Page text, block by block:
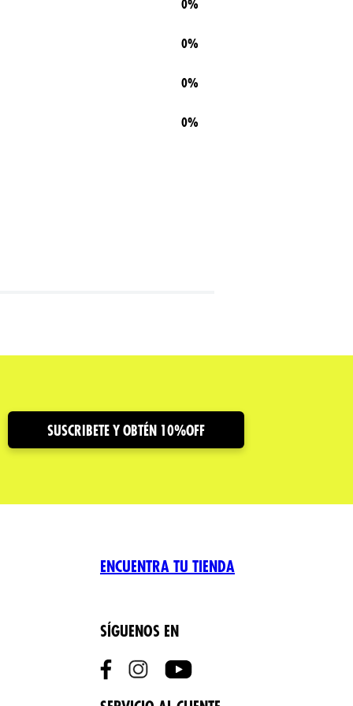
0%
0%
0%
0%
SUSCRIBETE Y OBTÉN 10%OFF
ENCUENTRA TU TIENDA
SÍGUENOS EN